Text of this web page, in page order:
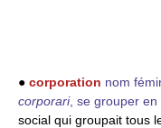
● corporation nom
corporari, se grouper en
social qui groupait tous